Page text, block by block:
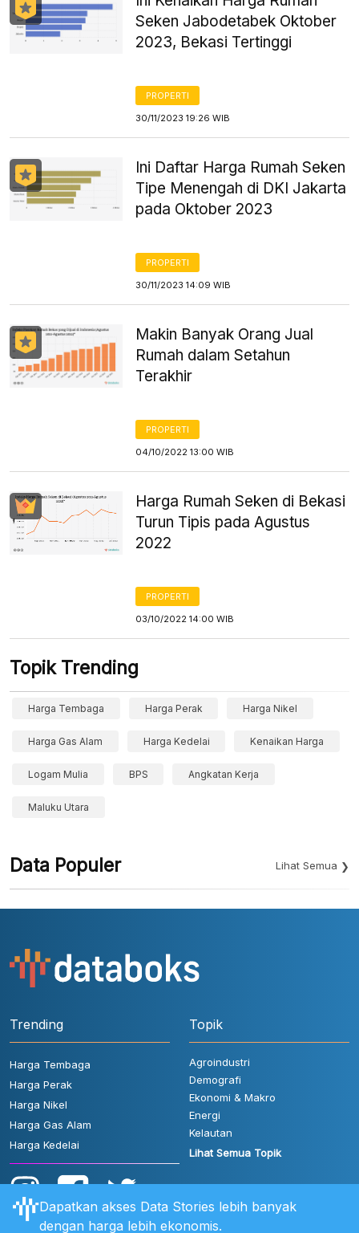
Seken Jabodetabek Oktober
2023, Bekasi Tertinggi
PROPERTI
30/11/2023 19:26 WIB
Ini Daftar Harga Rumah Seken
Tipe Menengah di DKI Jakarta
pada Oktober 2023
PROPERTI
30/11/2023 14:09 WIB
Makin Banyak Orang Jual
Rumah dalam Setahun
Terakhir
PROPERTI
04/10/2022 13:00 WIB
Harga Rumah Seken di Bekasi
Turun Tipis pada Agustus
2022
PROPERTI
03/10/2022 14:00 WIB
Topik Trending
Harga Tembaga Harga Perak Harga Nikel
Harga Gas Alam Harga Kedelai Kenaikan Harga
Logam Mulia BPS Angkatan Kerja
Maluku Utara
Data Populer Lihat Semua
Trending
Harga Tembaga
Harga Perak
Harga Nikel
Harga Gas Alam
Harga Kedelai
Topik
Agroindustri
Demografi
Ekonomi & Makro
Energi
Kelautan
Lihat Semua Topik
Dapatkan akses Data Stories lebih banyak
dengan harga lebih ekonomis.